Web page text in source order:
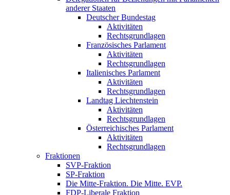
anderer Staaten
Deutscher Bundestag
Aktivitäten
Rechtsgrundlagen
Französisches Parlament
Aktivitäten
Rechtsgrundlagen
Italienisches Parlament
Aktivitäten
Rechtsgrundlagen
Landtag Liechtenstein
Aktivitäten
Rechtsgrundlagen
Österreichisches Parlament
Aktivitäten
Rechtsgrundlagen
Fraktionen
SVP-Fraktion
SP-Fraktion
Die Mitte-Fraktion. Die Mitte. EVP.
FDP-Liberale Fraktion